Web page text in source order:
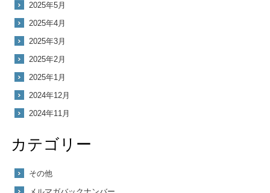
2025年5月
2025年4月
2025年3月
2025年2月
2025年1月
2024年12月
2024年11月
カテゴリー
その他